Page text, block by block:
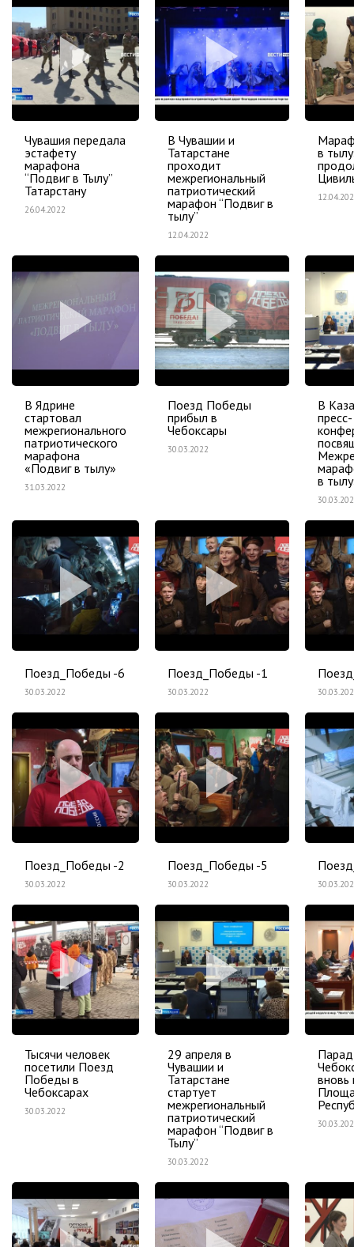
Чувашия передала
эстафету
марафона
“Подвиг в Тылу”
Татарстану
26.04.2022
В Чувашии и
Татарстане
проходит
межрегиональный
патриотический
марафон “Подвиг в
тылу”
12.04.2022
в
В Ядрине
стартовал
межрегионального
патриотического
марафона
«Подвиг в тылу»
31.03.2022
Поезд Победы
прибыл в
Чебоксары
30.03.2022
В
пресс-
в
Поезд_Победы -6
30.03.2022
Поезд_Победы -1
30.03.2022
Поезд_Победы -2
30.03.2022
Поезд_Победы -5
30.03.2022
Тысячи человек
посетили Поезд
Победы в
Чебоксарах
30.03.2022
29 апреля в
Чувашии и
Татарстане
стартует
межрегиональный
патриотический
марафон “Подвиг в
Тылу”
30.03.2022
вновь